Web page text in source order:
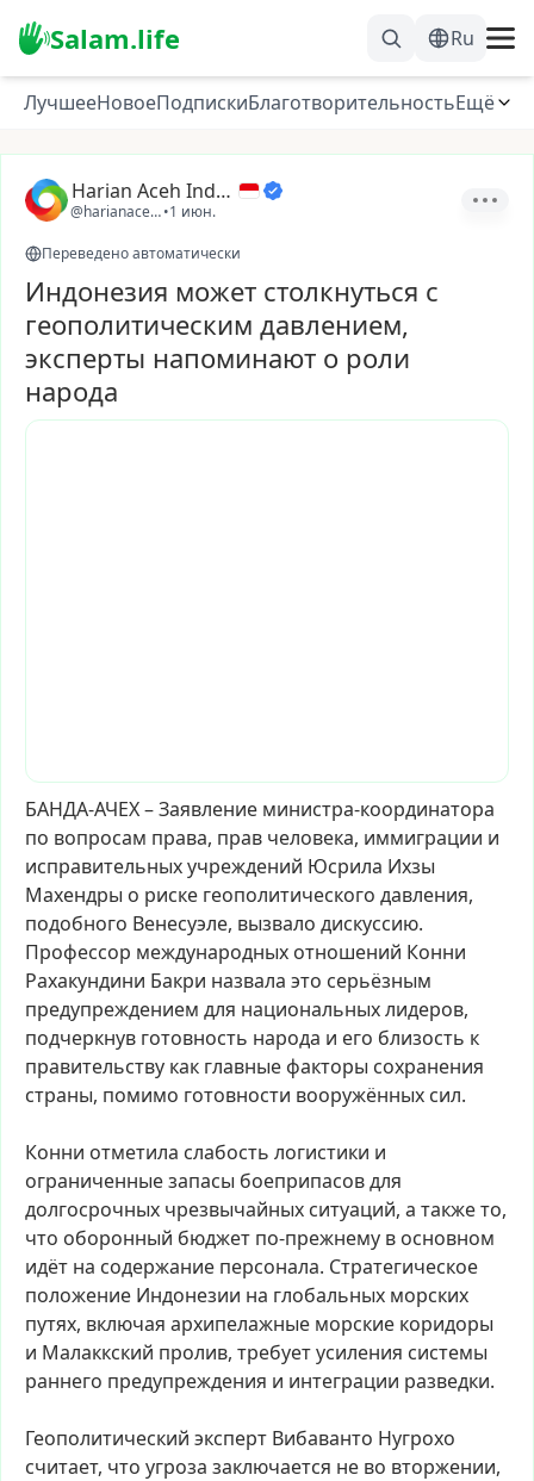
Salam.life Ru
ЛучшееНовоеПодпискиБлаготворительностьЕщё
Harian Aceh Indonesia
@harianacehindonesia
•1 июн.
Переведено автоматически
Индонезия может столкнуться с
геополитическим давлением,
эксперты напоминают о роли
народа
БАНДА-АЧЕХ–Заявление министра-координатора
по вопросам права, прав человека, иммиграции и
исправительныхучреждений Юсрила Ихзы
Махендры о риске геополитического давления,
подобного Венесуэле, вызвало дискуссию.
Профессор международных отношений Конни
Рахакундини Бакри назвала это серьёзным
предупреждением для национальныхлидеров,
подчеркнув готовность народа и его близость к
правительству как главныефакторы сохранения
страны, помимо готовности вооружённых сил.
Конни отметила слабость логистики и
ограниченныезапасы боеприпасовдля
долгосрочных чрезвычайных ситуаций, а такжето,
что оборонный бюджет по-прежнему в основном
идёт на содержание персонала. Стратегическое
положение Индонезии на глобальных морских
путях, включая архипелажные морские коридоры
и Малаккский пролив, требуетусиления системы
раннего предупреждения и интеграции разведки.
Геополитический эксперт Вибаванто Нугрохо
считает, что угроза заключается не во вторжении,